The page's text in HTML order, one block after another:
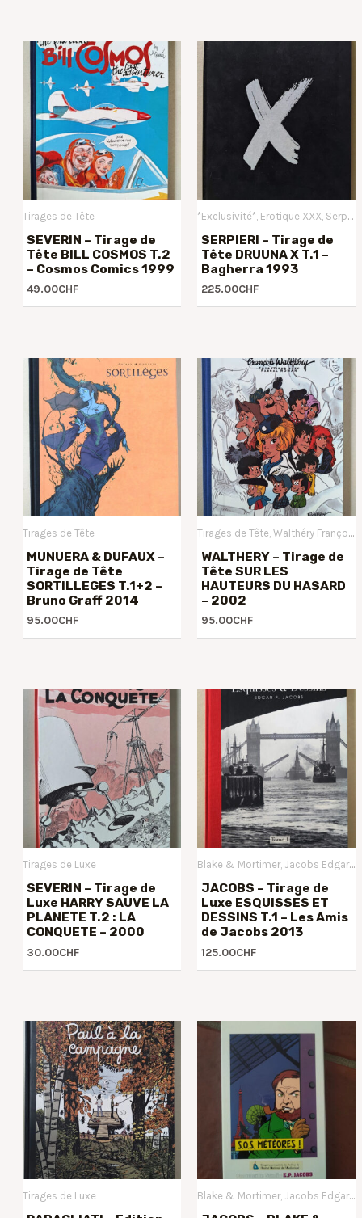
Tirages de Tête
SEVERIN – Tirage de
Tête BILL COSMOS T.2
– Cosmos Comics 1999
49.00CHF
*Exclusivité* Erotique XXX Serpieri Paolo Eleuteri
SERPIERI – Tirage de
Tête DRUUNA X T.1 –
Bagherra 1993
225.00CHF
Tirages de Tête
MUNUERA & DUFAUX –
Tirage de Tête
SORTILLEGES T.1+2 –
Bruno Graff 2014
95.00CHF
Tirages de Tête Walthéry François
WALTHERY – Tirage de
Tête SUR LES
HAUTEURS DU HASARD
– 2002
95.00CHF
Tirages de Luxe
SEVERIN – Tirage de
Luxe HARRY SAUVE LA
PLANETE T.2 : LA
CONQUETE – 2000
30.00CHF
Blake & Mortimer Jacobs Edgar P.
JACOBS – Tirage de
Luxe ESQUISSES ET
DESSINS T.1 – Les Amis
de Jacobs 2013
125.00CHF
Tirages de Luxe Blake & Mortimer Jacobs Edgar P.